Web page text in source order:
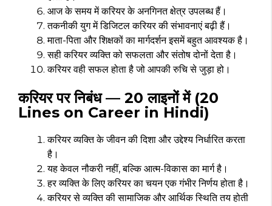
आज के समय में करियर के अनगिनत क्षेत्र उपलब्ध हैं।
तकनीकी युग में डिजिटल करियर की संभावनाएं बढ़ी हैं।
माता-पिता और शिक्षकों का मार्गदर्शन इसमें बहुत आवश्यक है।
सही करियर व्यक्ति को सफलता और संतोष दोनों देता है।
करियर वही सफल होता है जो आपकी रुचि से जुड़ा हो।
करियर पर निबंध — 20 लाइनों में (20
Lines on Career in Hindi)
करियर व्यक्ति के जीवन की दिशा और उद्देश्य निर्धारित करता
है।
यह केवल नौकरी नहीं, बल्कि आत्म-विकास का मार्ग है।
हर व्यक्ति के लिए करियर का चयन एक गंभीर निर्णय होता है।
करियर से व्यक्ति की सामाजिक और आर्थिक स्थिति तय होती